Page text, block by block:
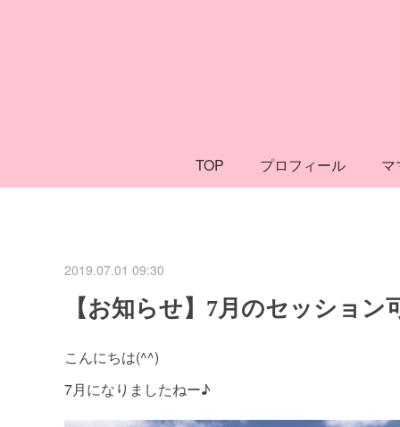
TOP プロフィール マ
2019.07.01 09:30
【お知らせ】7月のセッション
こんにちは(^^)
7月になりましたねー♪